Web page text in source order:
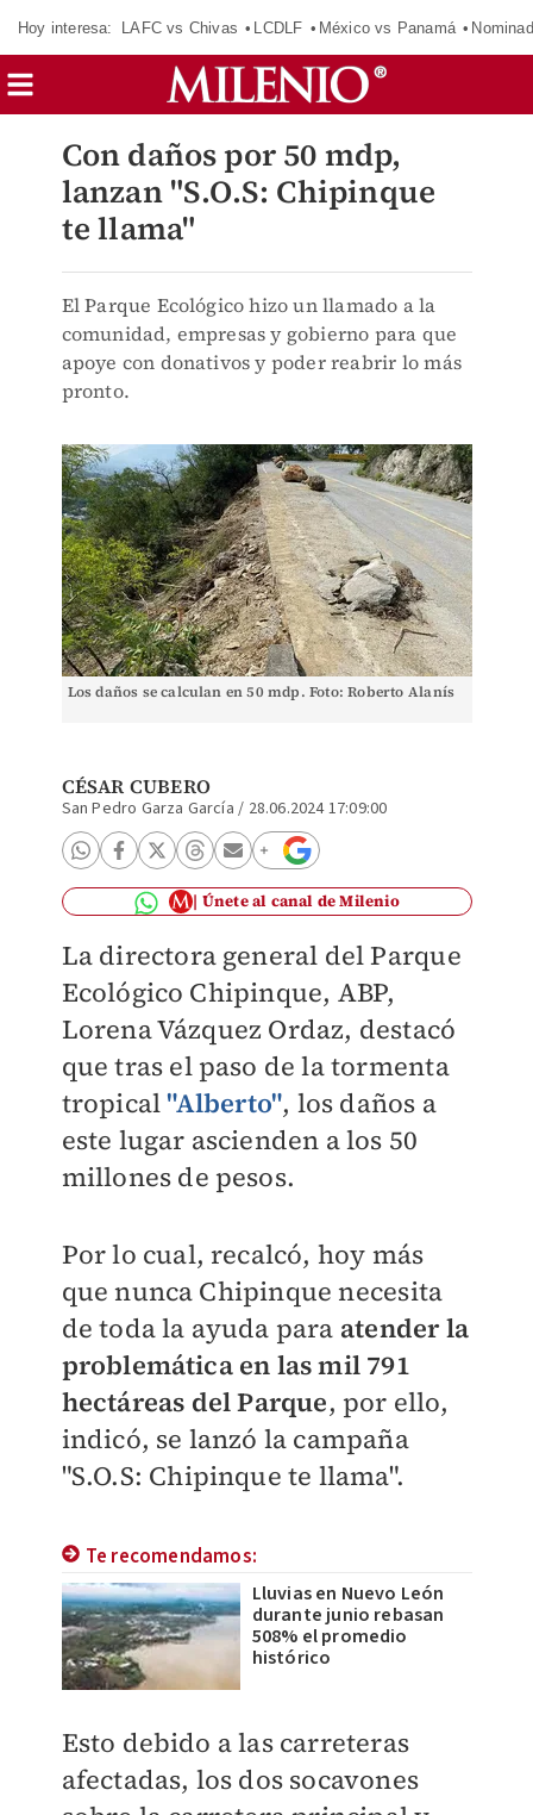
Hoy interesa: LAFC vs Chivas LCDLF México vs Panamá
Con daños por 50 mdp,
lanzan "S.O.S: Chipinque
te llama"
El Parque Ecológico hizo un llamado a la
comunidad, empresas y gobierno para que
apoye con donativos y poder reabrir lo más
pronto.
Los daños se calculan en 50 mdp. Foto: Roberto Alanís
CÉSAR CUBERO
San Pedro Garza García / 28.06.2024 17:09:00
Únete al canal de Milenio
La directora general del Parque
Ecológico Chipinque, ABP,
Lorena Vázquez Ordaz, destacó
que tras el paso de la tormenta
tropical"Alberto", los daños a
este lugar ascienden a los 50
millones de pesos.
Por lo cual, recalcó, hoy más
que nunca Chipinque necesita
de toda la ayuda para atender la
problemática en las mil 791
hectáreas del Parque, por ello,
indicó, se lanzó la campaña
"S.O.S: Chipinque te llama".
Te recomendamos:
Lluvias en Nuevo León
durante junio rebasan
508% el promedio
histórico
Esto debido a las carreteras
afectadas, los dos socavones